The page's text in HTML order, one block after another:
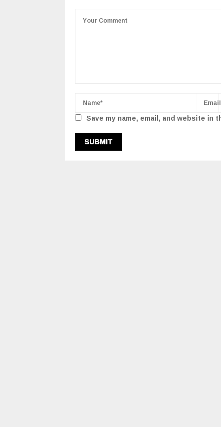
Save my name, email, and website